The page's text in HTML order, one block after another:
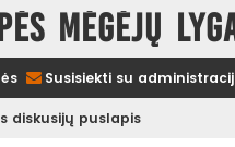
mėgėjų
Susisiekti su
diskusijų puslapis